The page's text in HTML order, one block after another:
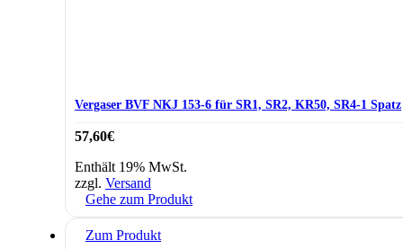
Vergaser BVF NKJ 153-6 für SR1, SR2, KR50, SR4-1 Spatz
57,60€
Enthält 19% MwSt.
zzgl. Versand
Gehe zum Produkt
Zum Produkt